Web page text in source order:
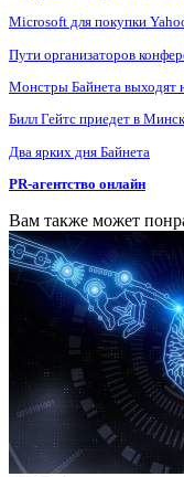
Microsoft для покупки
Пути организаторов
Монстры Байнета выходят
Билл Гейтс приедет в
Два ярких дня Байнета
PR-агентство онлайн
Вам также может